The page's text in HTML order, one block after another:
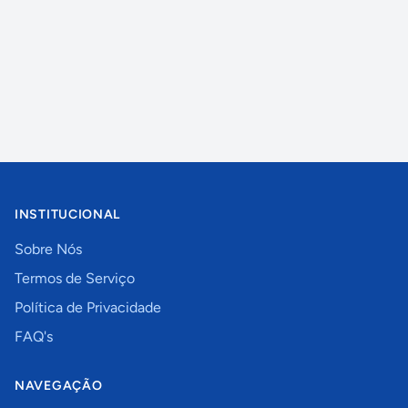
INSTITUCIONAL
Sobre Nós
Termos de Serviço
Política de Privacidade
FAQ's
NAVEGAÇÃO